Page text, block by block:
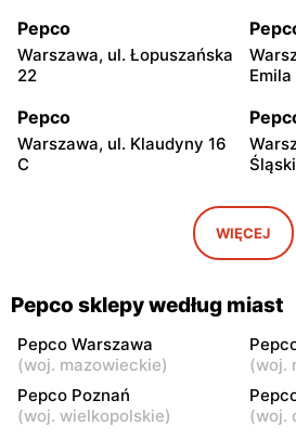
Pepco
Warszawa, ul. Łopuszańska
22
Pepco
Warszawa, ul. Klaudyny 16
C
Warszawa, ul. Wrocławska
Pepco
Pepco
Warszawa, ul. Rembielińska
20
Pepco
11
Pepco
Warszawa, ul. Wierna 23
Pepco
WIĘCEJ
Pepco sklepy według miast
Pepco Warszawa
(woj. mazowieckie)
(woj.
Pepco Poznań
(woj. wielkopolskie)
(woj.